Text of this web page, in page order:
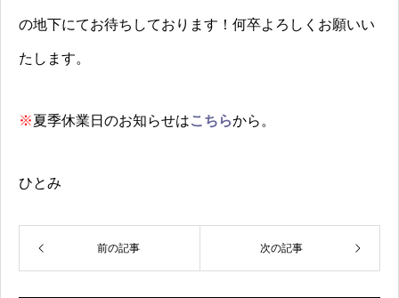
の地下にてお待ちしております！何卒よろしくお願いい
たします。
※夏季休業日のお知らせはこちらから。
ひとみ
前の記事 次の記事